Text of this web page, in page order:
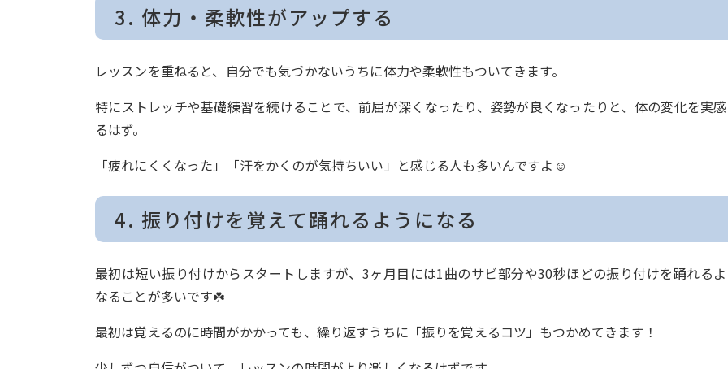
3. 体力・柔軟性がアップする
レッスンを重ねると、自分でも気づかないうちに体力や柔軟性もついてきます。
特にストレッチや基礎練習を続けることで、前屈が深くなったり、姿勢が良くなったりと、体の変化を実
るはず。
「疲れにくくなった」「汗をかくのが気持ちいい」と感じる人も多いんですよ☺️
4. 振り付けを覚えて踊れるようになる
最初は短い振り付けからスタートしますが、3ヶ月目には1曲のサビ部分や30秒ほどの振り付けを踊れる
なることが多いです☘️
最初は覚えるのに時間がかかっても、繰り返すうちに「振りを覚えるコツ」もつかめてきます！